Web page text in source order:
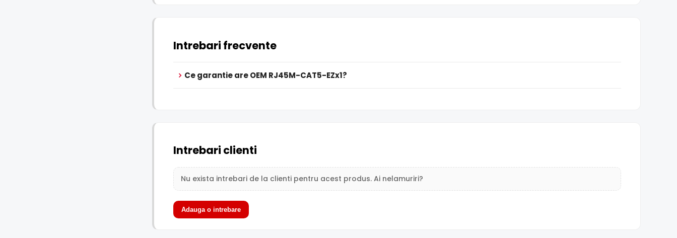
Intrebari frecvente
Ce garantie are OEM RJ45M-CAT5-EZx1?
Intrebari clienti
Nu exista intrebari de la clienti pentru acest produs. Ai nelamuriri?
Adauga o intrebare